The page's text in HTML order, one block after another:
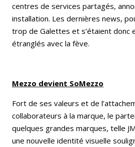
centres de services partagés,
installation. Les dernières news,
trop de Galettes et s’étaient donc
étranglés avec la fève.
Mezzo devient SoMezzo
Fort de ses valeurs et de
collaborateurs à la marque, le
quelques grandes marques, telle
une nouvelle identité visuelle